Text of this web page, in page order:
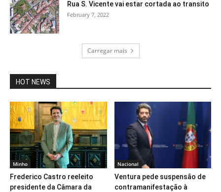
Rua S. Vicente vai estar cortada ao transito
February 7, 2022
Carregar mais
HOT NEWS
Minho
Frederico Castro reeleito
presidente da Câmara da
Nacional
Ventura pede suspensão de
contramanifestação à